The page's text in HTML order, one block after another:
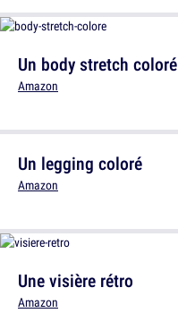
Un body stretch coloré
Amazon
Un legging coloré
Amazon
Une visière rétro
Amazon